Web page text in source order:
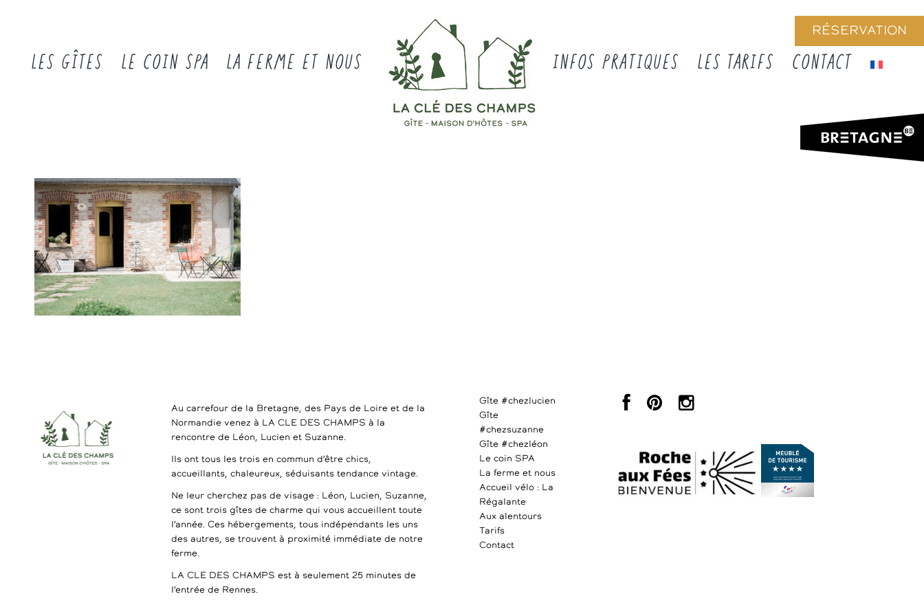
RÉSERVATION
LES GÎTES LE COIN SPA LA FERME ET NOUS INFOS PRATIQUES LES TARIFS CONTACT
Au carrefour de la Bretagne, des Pays de Loire et de la
Normandie venez à LA CLE DES CHAMPS à la
rencontre de Léon, Lucien et Suzanne.
Ils ont tous les trois en commun d’être chics,
accueillants, chaleureux, séduisants tendance vintage.
Ne leur cherchez pas de visage : Léon, Lucien, Suzanne,
ce sont trois gîtes de charme qui vous accueillent toute
l’année. Ces hébergements, tous indépendants les uns
des autres, se trouvent à proximité immédiate de notre
ferme.
LA CLE DES CHAMPS est à seulement 25 minutes de
l’entrée de Rennes.
Gîte #chezlucien
Gîte
#chezsuzanne
Gîte #chezléon
Le coin SPA
La ferme et nous
Accueil vélo : La
Régalante
Aux alentours
Tarifs
Contact